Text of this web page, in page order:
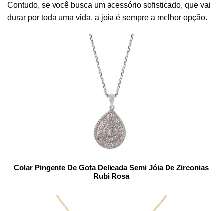
Contudo, se você busca um acessório sofisticado, que vai
durar por toda uma vida, a joia é sempre a melhor opção.
Colar Pingente De Gota Delicada Semi Jóia De Zirconias
Rubi Rosa